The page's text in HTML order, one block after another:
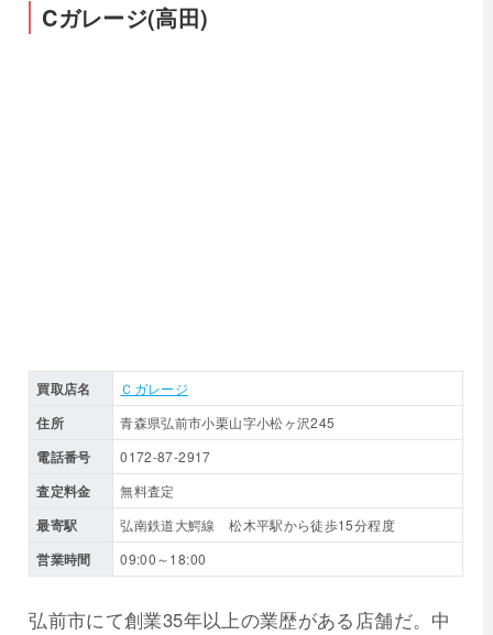
Cガレージ(高田)
買取店名 Ｃガレージ
住所 青森県弘前市小栗山字小松ヶ沢245
電話番号 0172-87-2917
査定料金 無料査定
最寄駅 弘南鉄道大鰐線 松木平駅から徒歩15分程度
営業時間 09:00～18:00
弘前市にて創業35年以上の業歴がある店舗だ。中